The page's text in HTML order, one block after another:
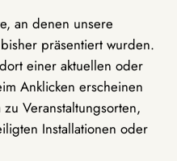
an denen unsere
präsentiert wurden.
einer aktuellen oder
Anklicken erscheinen
Veranstaltungsorten,
Installationen oder